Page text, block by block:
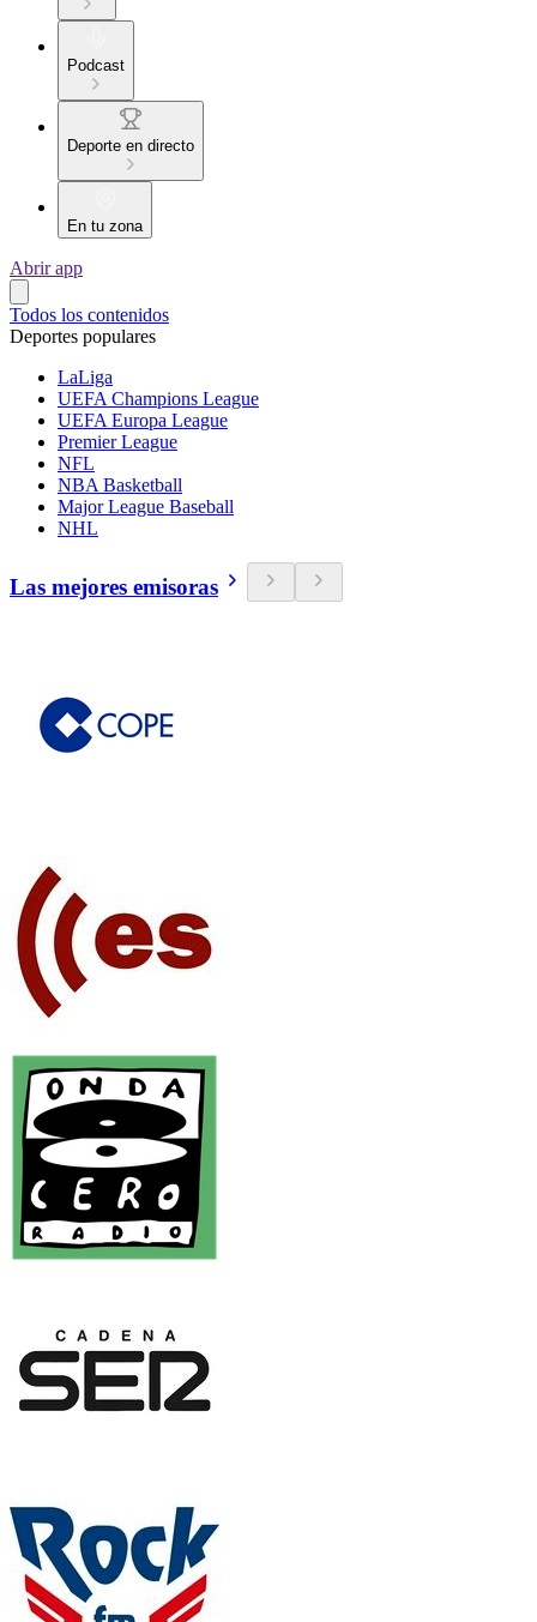
Podcast
Deporte en directo
En tu zona
Abrir app
Todos los contenidos
Deportes populares
LaLiga
UEFA Champions League
UEFA Europa League
Premier League
NFL
NBA Basketball
Major League Baseball
NHL
Las mejores emisoras